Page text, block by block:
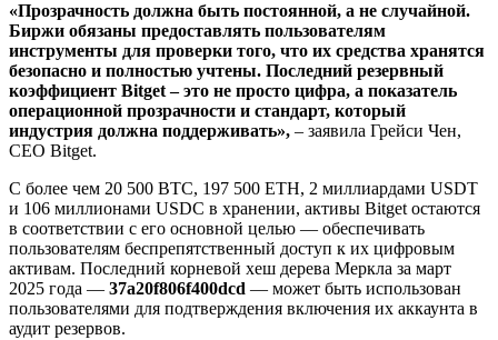
«Прозрачность должна быть постоянной, а не случайной.
Биржи обязаны предоставлять пользователям
инструменты для проверки того, что их средства хранятся
безопасно и полностью учтены. Последний резервный
коэффициент Bitget – это не просто цифра, а показатель
операционной прозрачности и стандарт, который
индустрия должна поддерживать», – заявила Грейси Чен,
CEO Bitget.
С более чем 20 500 BTC, 197 500 ETH, 2 миллиардами USDT
и 106 миллионами USDC в хранении, активы Bitget остаются
в соответствии с его основной целью — обеспечивать
пользователям беспрепятственный доступ к их цифровым
активам. Последний корневой хеш дерева Меркла за март
2025 года — 37a20f806f400dcd — может быть использован
пользователями для подтверждения включения их аккаунта в
аудит резервов.